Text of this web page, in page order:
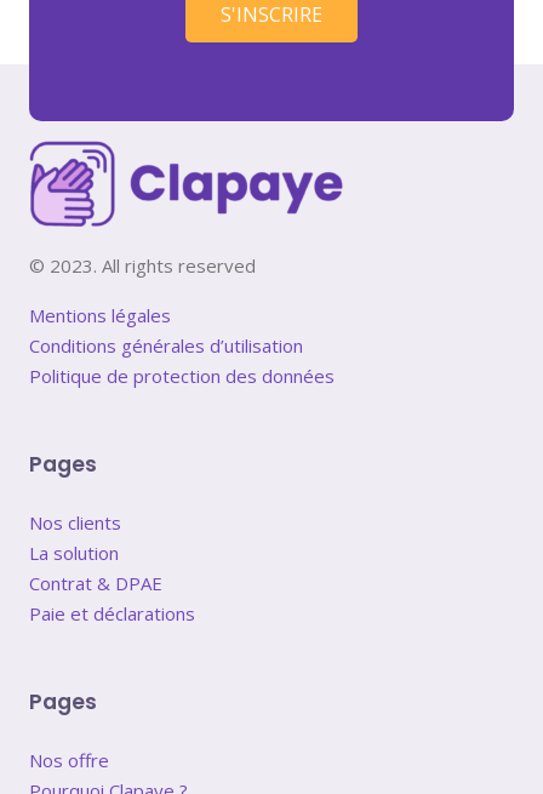
S'INSCRIRE
© 2023. All rights reserved
Mentions légales
Conditions générales d’utilisation
Politique de protection des données
Pages
Nos clients
La solution
Contrat & DPAE
Paie et déclarations
Pages
Nos offre